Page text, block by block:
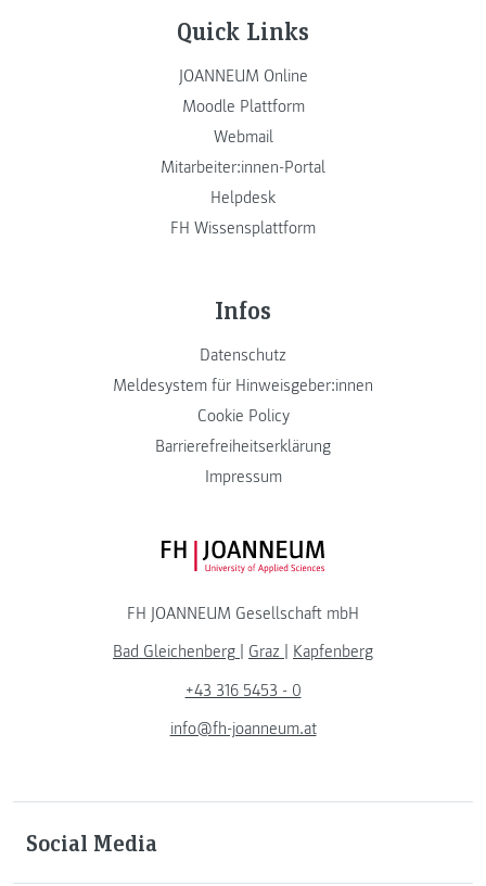
Quick Links
JOANNEUM Online
Moodle Plattform
Webmail
Mitarbeiter:innen-Portal
Helpdesk
FH Wissensplattform
Infos
Datenschutz
Meldesystem für Hinweisgeber:innen
Cookie Policy
Barrierefreiheitserklärung
Impressum
FH JOANNEUM Logo
FH JOANNEUM Gesellschaft mbH
Bad Gleichenberg
Graz
Kapfenberg
+43 316 5453 - 0
info@fh-joanneum.at
Social Media